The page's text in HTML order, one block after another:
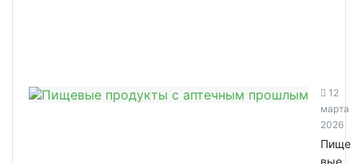
12
марта
2026
Пище